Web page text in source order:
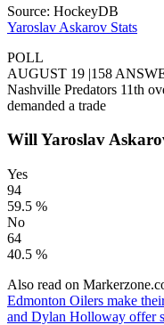
Source: HockeyDB
Yaroslav Askarov Stats
POLL
AUGUST 19 |158
Nashville Predators 11th
demanded a trade
Will Yaroslav
Yes
94
59.5 %
No
64
40.5 %
Also read on
Edmonton Oilers make
and Dylan Holloway offer